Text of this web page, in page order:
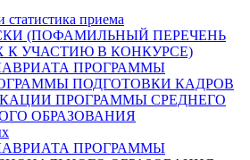
приема
(ПОФАМИЛЬНЫЙ ПЕРЕЧЕНЬ
УЧАСТИЮ В КОНКУРСЕ)
ПРОГРАММЫ
ПОДГОТОВКИ КАДРОВ
ПРОГРАММЫ СРЕДНЕГО
ОБРАЗОВАНИЯ
ПРОГРАММЫ